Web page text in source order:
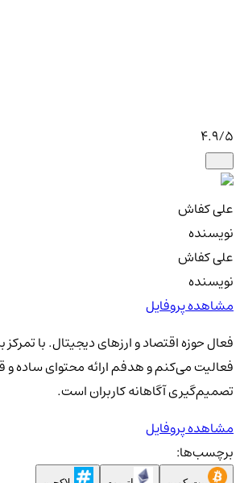
4.9/5
علی کفاش
نویسنده
علی کفاش
نویسنده
مشاهده پروفایل
فعال حوزه اقتصاد و ارزهای دیجیتال. با تمرکز بر
فعالیت می‌کنم و هدفم ارائه محتوای ساده و
تصمیم‌گیری آگاهانه کاربران است.
مشاهده پروفایل
برچسب‌ها: